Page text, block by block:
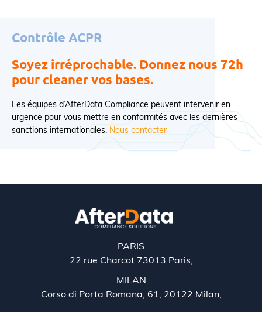
Contrôle ACPR
Soyez irréprochable. Donnez nous 72h
pour cleaner vos bases.
Les équipes d’AfterData Compliance peuvent intervenir en
urgence pour vous mettre en conformités avec les dernières
sanctions internationales. Nous contacter
PARIS
22 rue Charcot 73013 Paris,
MILAN
Corso di Porta Romana, 61, 20122 Milan,